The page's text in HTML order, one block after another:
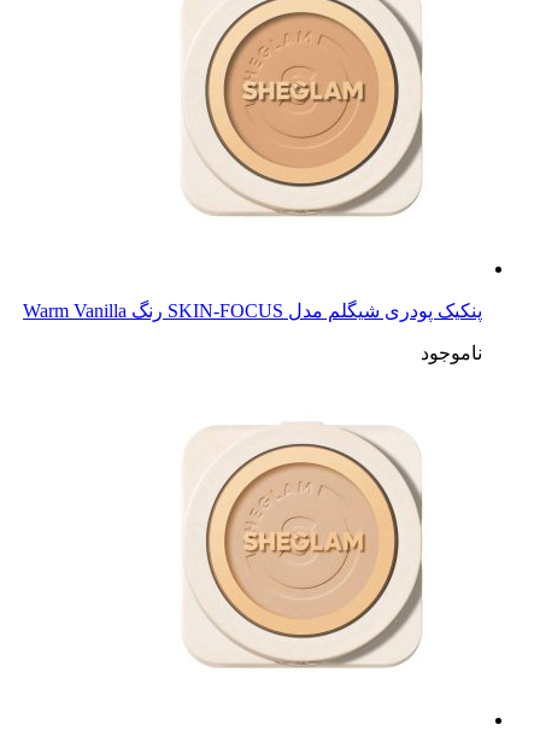
پنکیک پودری شیگلم مدل SKIN-FOCUS رنگ Warm Vanilla
ناموجود